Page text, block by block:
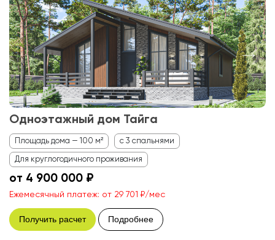
Одноэтажный дом Тайга
Площадь дома — 100 м² с 3 спальнями
Для круглогодичного проживания
от 4 900 000 ₽
Ежемесячный платеж: от 29 701 ₽/мес
Получить расчет Подробнее